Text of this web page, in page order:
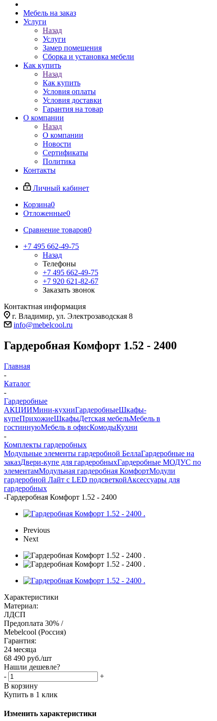
Мебель на заказ
Услуги
Назад
Услуги
Замер помещения
Сборка и установка мебели
Как купить
Назад
Как купить
Условия оплаты
Условия доставки
Гарантия на товар
О компании
Назад
О компании
Новости
Сертификаты
Политика
Контакты
Личный кабинет
Корзина0
Отложенные0
Сравнение товаров0
+7 495 662-49-75
Назад
Телефоны
+7 495 662-49-75
+7 920 621-82-67
Заказать звонок
Контактная информация
г. Владимир, ул. Электрозаводская 8
info@mebelcool.ru
Гардеробная Комфорт 1.52 - 2400
Главная
-
Каталог
-
Гардеробные
АКЦИИМини-кухниГардеробныеШкафы-
купеПрихожиеШкафыДетская мебельМебель в
гостиннуюМебель в офисКомодыКухни
-
Комплекты гардеробных
Модульные элементы гардеробной БеллаГардеробные на
заказДвери-купе для гардеробныхГардеробные МОДУС по
элементамМодульная гардеробная КомфортМодули
гардеробной Лайт с LED подсветкойАксессуары для
гардеробных
-Гардеробная Комфорт 1.52 - 2400
Previous
Next
Характеристики
Материал:
ЛДСП
Предоплата 30% /
Mebelcool (Россия)
Гарантия:
24 месяца
68 490 руб./шт
Нашли дешевле?
-
+
В корзину
Купить в 1 клик
Изменить характеристики